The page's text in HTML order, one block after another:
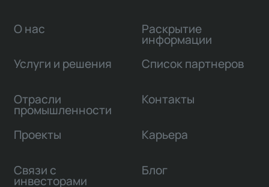
О нас
Услуги и решения
Отрасли
промышленности
Проекты
Связи с
инвесторами
Раскрытие
информации
Список партнеров
Контакты
Карьера
Блог